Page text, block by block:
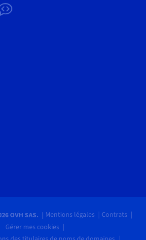
OVH SAS. Mentions légales
Contrats
Gérer mes cookies